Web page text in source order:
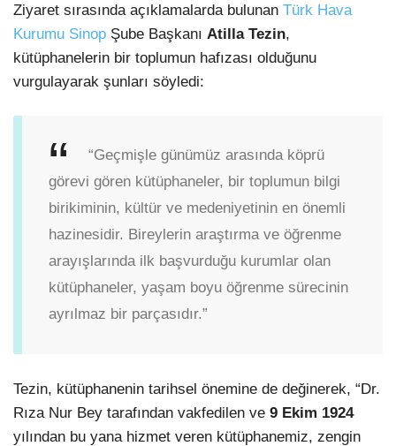
Ziyaret sırasında açıklamalarda bulunan Türk Hava
Kurumu Sinop Şube Başkanı Atilla Tezin,
kütüphanelerin bir toplumun hafızası olduğunu
vurgulayarak şunları söyledi:
“Geçmişle günümüz arasında köprü
görevi gören kütüphaneler, bir toplumun bilgi
birikiminin, kültür ve medeniyetinin en önemli
hazinesidir. Bireylerin araştırma ve öğrenme
arayışlarında ilk başvurduğu kurumlar olan
kütüphaneler, yaşam boyu öğrenme sürecinin
ayrılmaz bir parçasıdır.”
Tezin, kütüphanenin tarihsel önemine de değinerek, “Dr.
Rıza Nur Bey tarafından vakfedilen ve 9 Ekim 1924
yılından bu yana hizmet veren kütüphanemiz, zengin